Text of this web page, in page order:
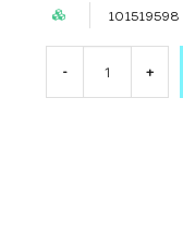
101519598
- +